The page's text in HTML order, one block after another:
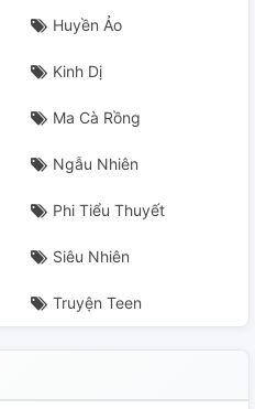
Huyền Ảo
Kinh Dị
Ma Cà Rồng
Ngẫu Nhiên
Phi Tiểu Thuyết
Siêu Nhiên
Truyện Teen